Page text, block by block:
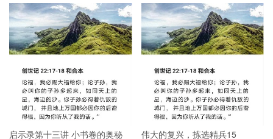
启示录第十三讲 小书卷的奥秘 伟大的复兴，拣选精兵15